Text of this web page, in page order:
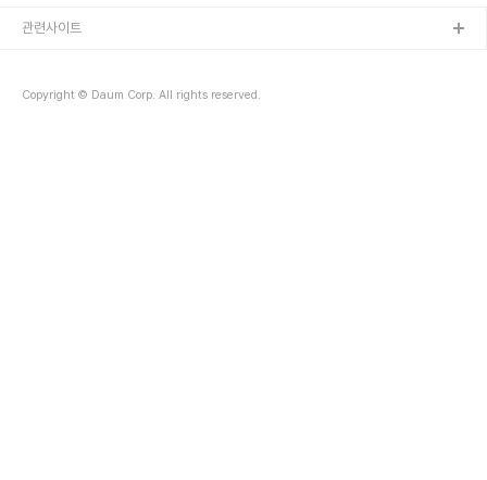
전, 임펠러 불소수지(테프론)코팅 약 1500파이의 크기의 임펠러는
하고 다양한 구조를 가지고 ..
Copyright © Daum Corp. All rights reserved.
관련사이트